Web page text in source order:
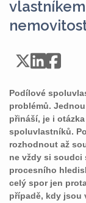
Podílové
problémů.
přináší, je i
spoluvlastníků.
rozhodnout až
ne vždy si soudci
procesního
celý spor jen
případě, kdy jsou